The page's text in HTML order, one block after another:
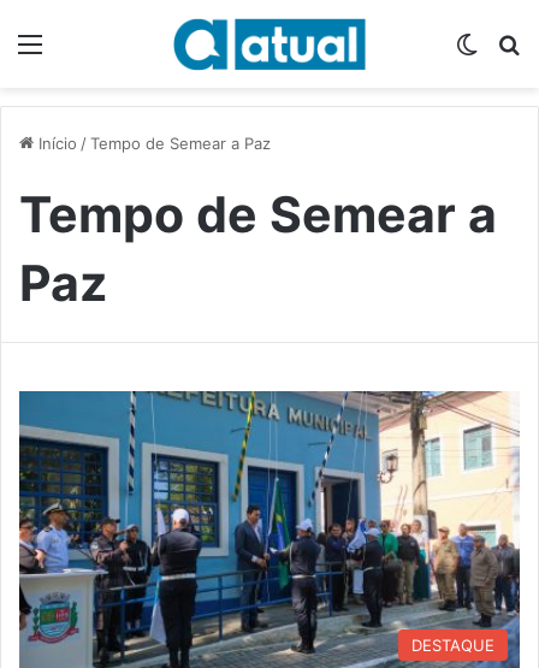
Início /Tempo de Semear a Paz
Tempo de Semear a
Paz
DESTAQUE